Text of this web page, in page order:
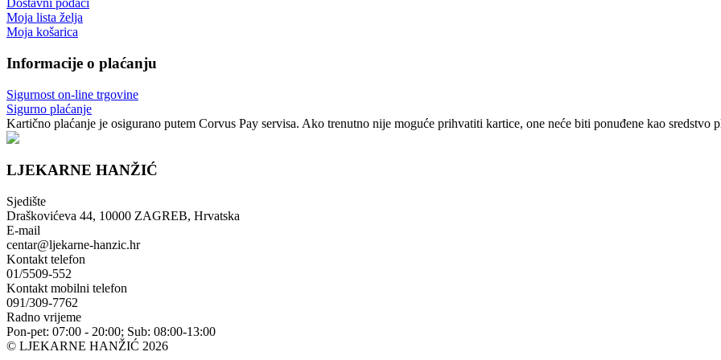
Dostavni podaci
Moja lista želja
Moja košarica
Informacije o plaćanju
Sigurnost on-line trgovine
Sigurno plaćanje
Kartično plaćanje je osigurano putem Corvus Pay servisa. Ako trenutno nije moguće prihvatiti kartice, one neće biti ponuđene kao sredstvo
LJEKARNE HANŽIĆ
Sjedište
Draškovićeva 44, 10000 ZAGREB, Hrvatska
E-mail
centar@ljekarne-hanzic.hr
Kontakt telefon
01/5509-552
Kontakt mobilni telefon
091/309-7762
Radno vrijeme
Pon-pet: 07:00 - 20:00; Sub: 08:00-13:00
© LJEKARNE HANŽIĆ 2026